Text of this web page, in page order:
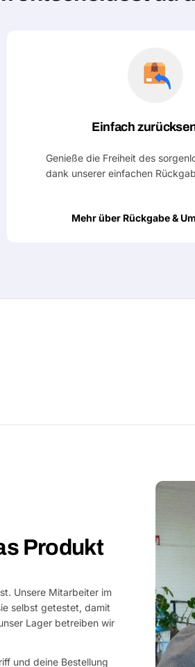
Einfach
Genieße die Freiheit des
dank unserer einfachen
Mehr über Rückgabe &
Produkt
Unsere Mitarbeiter im
selbst getestet, damit
Lager betreiben wir
und deine Bestellung